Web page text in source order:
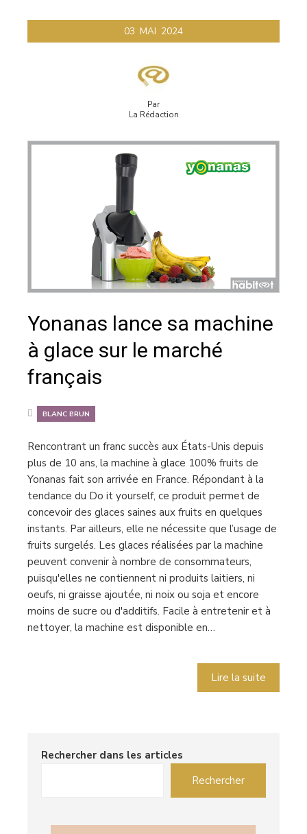
03 MAI 2024
Par
La Rédaction
Yonanas lance sa machine
à glace sur le marché
français
BLANC BRUN
Rencontrant un franc succès aux États-Unis depuis
plus de 10 ans, la machine à glace 100% fruits de
Yonanas fait son arrivée en France. Répondant à la
tendance du Do it yourself, ce produit permet de
concevoir des glaces saines aux fruits en quelques
instants. Par ailleurs, elle ne nécessite que l’usage de
fruits surgelés. Les glaces réalisées par la machine
peuvent convenir à nombre de consommateurs,
puisqu'elles ne contiennent ni produits laitiers, ni
oeufs, ni graisse ajoutée, ni noix ou soja et encore
moins de sucre ou d'additifs. Facile à entretenir et à
nettoyer, la machine est disponible en…
Lire la suite
Rechercher dans les articles
Rechercher